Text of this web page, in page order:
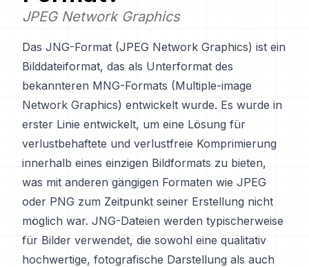
JPEG Network Graphics
Das JNG-Format (JPEG Network Graphics) ist ein
Bilddateiformat, das als Unterformat des
bekannteren MNG-Formats (Multiple-image
Network Graphics) entwickelt wurde. Es wurde in
erster Linie entwickelt, um eine Lösung für
verlustbehaftete und verlustfreie Komprimierung
innerhalb eines einzigen Bildformats zu bieten,
was mit anderen gängigen Formaten wie JPEG
oder PNG zum Zeitpunkt seiner Erstellung nicht
möglich war. JNG-Dateien werden typischerweise
für Bilder verwendet, die sowohl eine qualitativ
hochwertige, fotografische Darstellung als auch